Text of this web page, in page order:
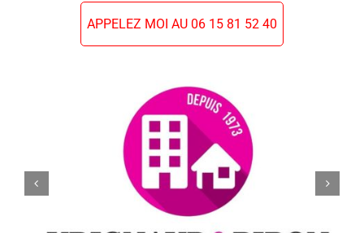
APPELEZ MOI AU 06 15 81 52 40